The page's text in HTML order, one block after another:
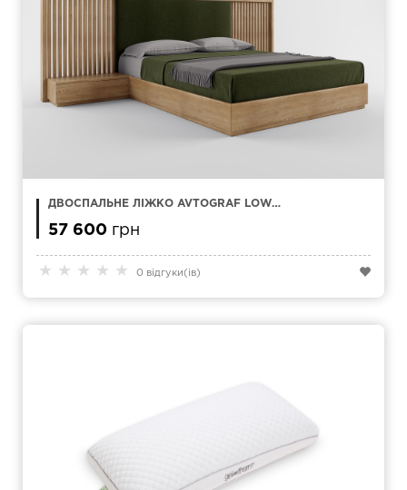
★ ★ ★ ★ ★ 0 відгуки(ів)
ДВОСПАЛЬНЕ ЛІЖКО AVTOGRAF LOW
57 600 грн